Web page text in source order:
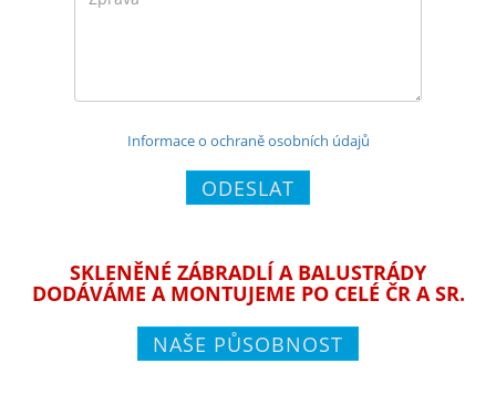
Informace o ochraně osobních údajů
ODESLAT
SKLENĚNÉ ZÁBRADLÍ A BALUSTRÁDY
DODÁVÁME A MONTUJEME PO CELÉ ČR A SR.
NAŠE PŮSOBNOST